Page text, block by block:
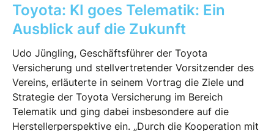
Toyota: KI goes Telematik: Ein
Ausblick auf die Zukunft
Udo Jüngling, Geschäftsführer der Toyota
Versicherung und stellvertretender Vorsitzender des
Vereins, erläuterte in seinem Vortrag die Ziele und
Strategie der Toyota Versicherung im Bereich
Telematik und ging dabei insbesondere auf die
Herstellerperspektive ein. „Durch die Kooperation mit